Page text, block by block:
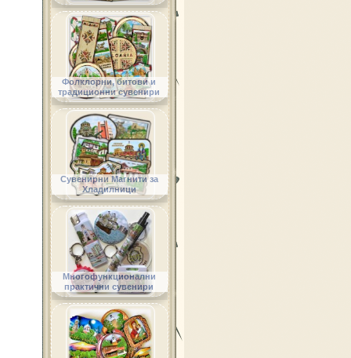
Фолклорни, битови и
традиционни сувенири
Сувенирни Магнити за
Хладилници
Многофункционални
практични сувенири